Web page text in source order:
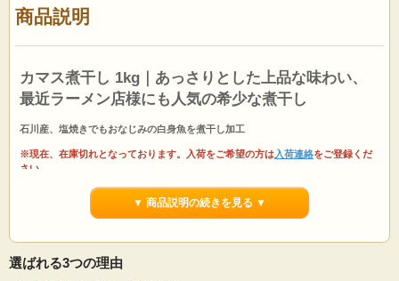
商品説明
カマス煮干し 1kg｜あっさりとした上品な味わい、
最近ラーメン店様にも人気の希少な煮干し
石川産、塩焼きでもおなじみの白身魚を煮干し加工
※現在、在庫切れとなっております。入荷をご希望の方は入荷連絡をご登録くだ
さい。
カマス煮干し 1kgは石川産の新鮮なカマスを煮干し加工したカマス煮干しです。
白身の魚なので青魚に比べ癖が少なくさっぱりとした上品な味わいが特徴です。
通常、カマス煮干しの生産量は他の煮干しに比べ少なく貴重品ですが、今回は石
い出汁が取れます。
▼ 商品説明の続きを見る ▼
選ばれる3つの理由